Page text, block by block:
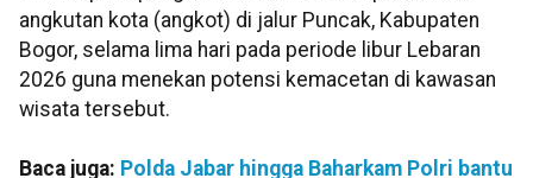
angkutan kota (angkot) di jalur Puncak, Kabupaten
Bogor, selama lima hari pada periode libur Lebaran
2026 guna menekan potensi kemacetan di kawasan
wisata tersebut.
Baca juga: Polda Jabar hingga Baharkam Polri bantu